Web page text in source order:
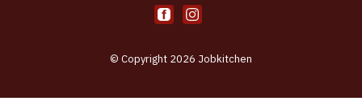
© Copyright 2026 Jobkitchen